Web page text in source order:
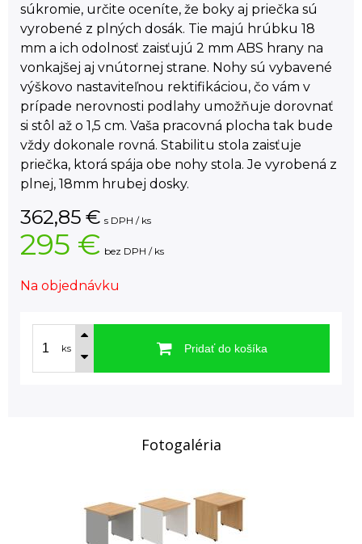
súkromie, určite oceníte, že boky aj priečka sú
vyrobené z plných dosák. Tie majú hrúbku 18
mm a ich odolnosť zaisťujú 2 mm ABS hrany na
vonkajšej aj vnútornej strane. Nohy sú vybavené
výškovo nastaviteľnou rektifikáciou, čo vám v
prípade nerovnosti podlahy umožňuje dorovnať
si stôl až o 1,5 cm. Vaša pracovná plocha tak bude
vždy dokonale rovná. Stabilitu stola zaisťuje
priečka, ktorá spája obe nohy stola. Je vyrobená z
plnej, 18mm hrubej dosky.
362,85 € s DPH / ks
295 € bez DPH / ks
Na objednávku
ks Pridať do košíka
Fotogaléria